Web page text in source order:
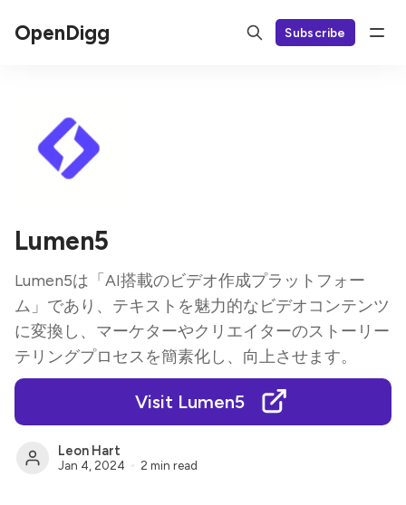
OpenDigg Subscribe
Lumen5
Lumen5は「AI搭載のビデオ作成プラットフォー
ム」であり、テキストを魅力的なビデオコンテンツ
に変換し、マーケターやクリエイターのストーリー
テリングプロセスを簡素化し、向上させます。
Visit Lumen5
Leon Hart
Jan 4, 2024 2 min read